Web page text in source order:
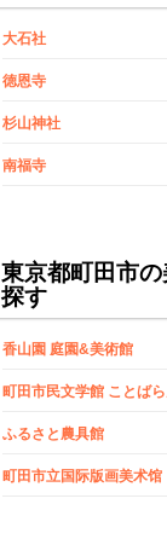
大石社
徳恩寺
杉山神社
南福寺
東京都町田市
探す
香山園 庭園&美術館
町田市民文学館 ことば
ふるさと農具館
町田市立国际版画美术馆